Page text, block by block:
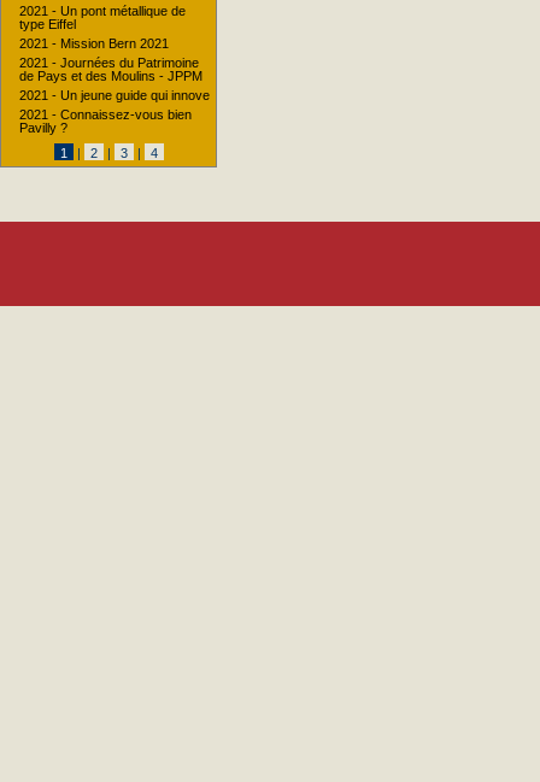
2021 - Un pont métallique de
type Eiffel
2021 - Mission Bern 2021
2021 - Journées du Patrimoine
de Pays et des Moulins - JPPM
2021 - Un jeune guide qui innove
2021 - Connaissez-vous bien
Pavilly ?
1
| 2 | 3 | 4